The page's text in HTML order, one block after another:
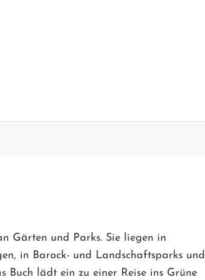
Gärten und Parks. Sie liegen in
in Barock- und Landschaftsparks und
Buch lädt ein zu einer Reise ins Grüne